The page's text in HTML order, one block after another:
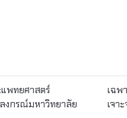
พทยศาสตร์
งกรณ์มหาวิทยาลัย
เฉพ
เจา